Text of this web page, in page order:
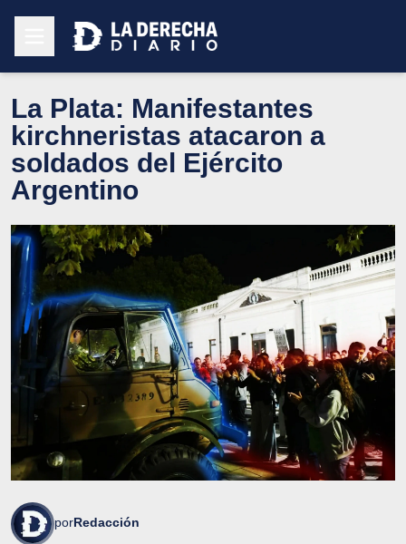
La Plata: Manifestantes
kirchneristas atacaron a
soldados del Ejército
Argentino
porRedacción